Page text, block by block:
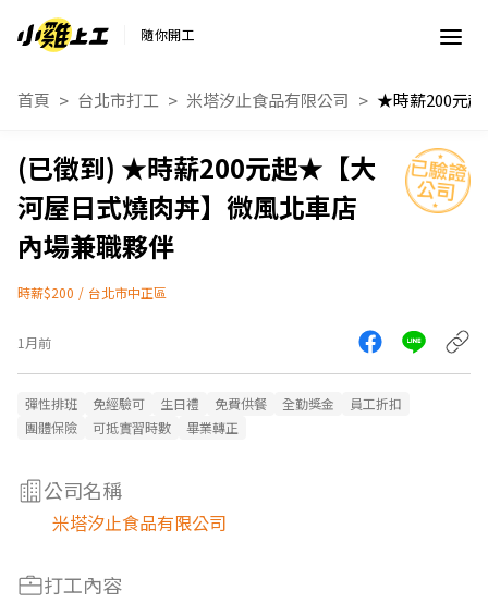
隨你開工
首頁 台北市打工 米塔汐止食品有限公司
★時薪200元起★【大
河屋日式燒肉丼】微風北車店
內場兼職夥伴
時薪$200 / 台北市中正區
1月前
彈性排班 免經驗可 生日禮 免費供餐 全勤獎金
員工折扣
團體保險
可抵實習時數 畢業轉正
公司名稱
米塔汐止食品有限公司
打工內容